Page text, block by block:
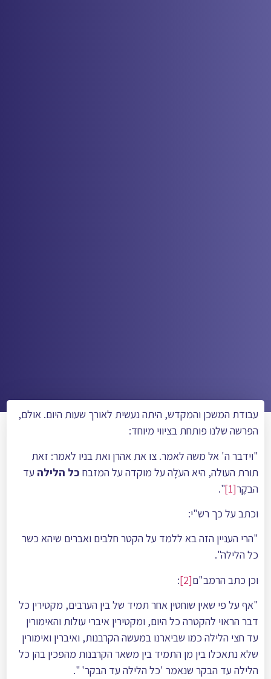
עבודת המשכן והמקדש, היתה נעשית לאורך שעות היום. אולם,
הפרשה שלנו פותחת בציווי מיוחד:
"וידבר ה' אל משה לאמר. צו את אהרן ואת בניו לאמר: זאת
תורת העולה, היא העֺלָה על מוקדה על המזבח כל הלילה עד
הבֺקֶר[1]
".
וכתב על כך רש"י:
"הרי העניין הזה בא ללמד על הקטר חלבים ואברים שיהא כשר
כל הלילה".
וכן כתב הרמב"ם[2]
:
"אף על פי שאין שוחטין אחר תמיד של בין הערבים, מקטירין כל
דבר הראוי להקטרה כל היום, ומקטירין איברי עולות והאימורין
עד חצי הלילה כמו שביארנו במעשה הקרבנות, ואיברין ואימורין
שלא נתאכלו בין מן התמיד בין משאר הקרבנות מהפכין בהן כל
הלילה עד הבקר שנאמר 'כל הלילה עד הבקר' ".